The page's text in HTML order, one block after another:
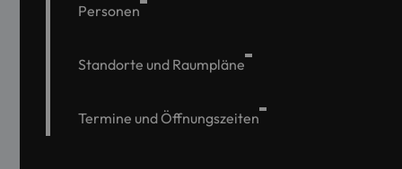
Personen
Standorte und Raumpläne
Termine und Öffnungszeiten